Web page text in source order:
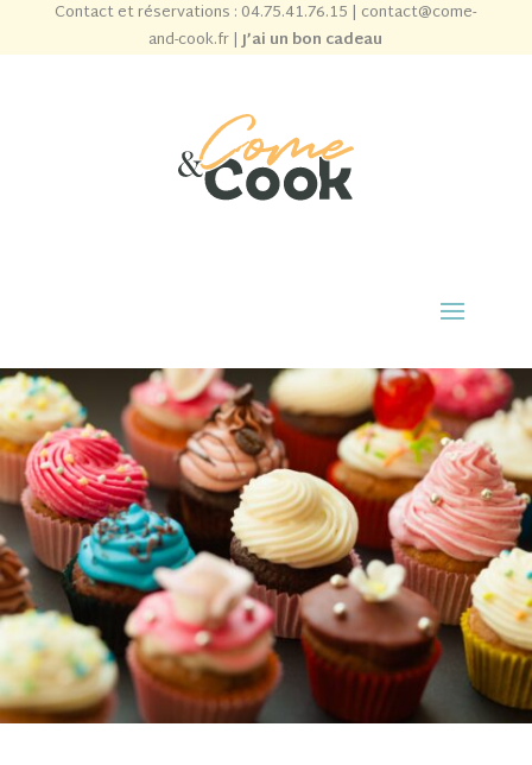
Contact et réservations : 04.75.41.76.15 | contact@come-
and-cook.fr|J’ai un bon cadeau